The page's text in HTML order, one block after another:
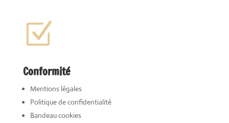
Z
Conformité
Mentions légales
Politique de confidentialité
Bandeau cookies